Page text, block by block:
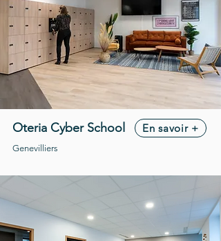
Oteria Cyber School En savoir +
Genevilliers